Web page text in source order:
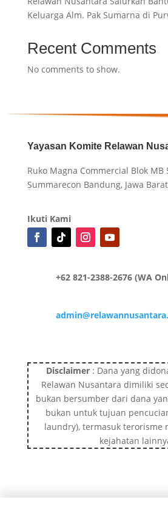
Keluarga Alm. Pak Sumarna di
Recent Comments
No comments to show.
Yayasan Komite Relawan
Ruko Magna Commercial Blok MB
Summarecon Bandung, Jawa
Ikuti Kami
+62 821-2388-2676 (WA
Disclaimer : Dana yang
Relawan Nusantara dimiliki
bukan bersumber dari dana
bukan untuk tujuan
laundry), termasuk terorisme
kejahatan